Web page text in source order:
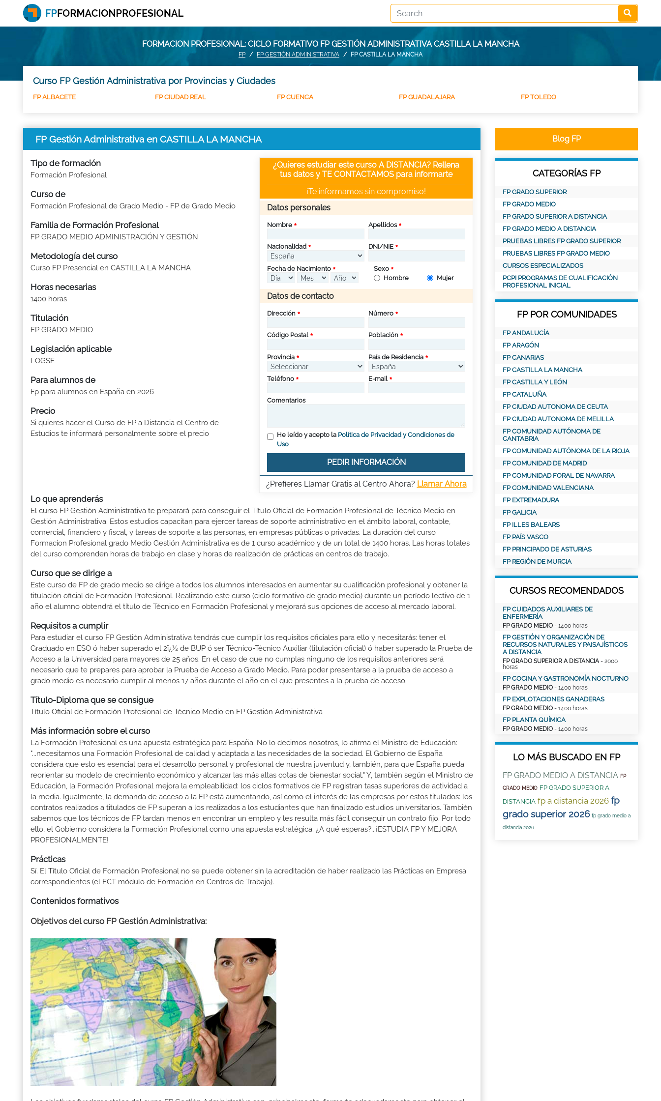
FORMACION PROFESIONAL: CICLO FORMATIVO FP GESTIÓN ADMINISTRATIVA CASTILLA LA MANCHA
FP FP GESTIÓN ADMINISTRATIVA FP CASTILLA LA MANCHA
Curso FP Gestión Administrativa por Provincias y Ciudades
FP ALBACETE FP CIUDAD REAL FP CUENCA FP GUADALAJARA FP TOLEDO
FP Gestión Administrativa en CASTILLA LA MANCHA
Tipo de formación
Formación Profesional
Curso de
Formación Profesional de Grado Medio - FP de Grado Medio
Familia de Formación Profesional
FP GRADO MEDIO ADMINISTRACIÓN Y GESTIÓN
Metodología del curso
Curso FP Presencial en CASTILLA LA MANCHA
Horas necesarias
1400 horas
Titulación
FP GRADO MEDIO
Legislación aplicable
LOGSE
Para alumnos de
Fp para alumnos en España en 2026
Precio
Si quieres hacer el Curso de FP a Distancia el Centro de
Estudios te informará personalmente sobre el precio
¿Quieres estudiar este curso A DISTANCIA? Rellena
tus datos y TE CONTACTAMOS para informarte
¡Te informamos sin compromiso!
Datos personales
Nombre Apellidos
Nacionalidad DNI/NIE
Fecha de Nacimiento
Sexo
Hombre
Mujer
Datos de contacto
Dirección Número
Código Postal Población
Provincia País de Residencia
Teléfono E-mail
Comentarios
He leído y acepto la Política de Privacidad y Condiciones de
Uso
PEDIR INFORMACIÓN
¿Prefieres Llamar Gratis al Centro Ahora? Llamar Ahora
Lo que aprenderás
El curso FP Gestión Administrativa te preparará para conseguir el Título Oficial de Formación Profesional de Técnico Medio en
Gestión Administrativa. Estos estudios capacitan para ejercer tareas de soporte administrativo en el ámbito laboral, contable,
comercial, financiero y fiscal, y tareas de soporte a las personas, en empresas públicas o privadas. La duración del curso
Formacion Profesional grado Medio Gestión Administrativa es de 1 curso académico y de un total de 1400 horas. Las horas totales
del curso comprenden horas de trabajo en clase y horas de realización de prácticas en centros de trabajo.
Curso que se dirige a
Este curso de FP de grado medio se dirige a todos los alumnos interesados en aumentar su cualificación profesional y obtener la
titulación oficial de Formación Profesional. Realizando este curso (ciclo formativo de grado medio) durante un período lectivo de 1
año el alumno obtendrá el título de Técnico en Formación Profesional y mejorará sus opciones de acceso al mercado laboral.
Requisitos a cumplir
Para estudiar el curso FP Gestión Administrativa tendrás que cumplir los requisitos oficiales para ello y necesitarás: tener el
Graduado en ESO ó haber superado el 2ï¿½ de BUP ó ser Técnico-Técnico Auxiliar (titulación oficial) ó haber superado la Prueba de
Acceso a la Universidad para mayores de 25 años. En el caso de que no cumplas ninguno de los requisitos anteriores será
necesario que te prepares para aprobar la Prueba de Acceso a Grado Medio. Para poder presentarse a la prueba de acceso a
grado medio es necesario cumplir al menos 17 años durante el año en el que presentes a la prueba de acceso.
Título-Diploma que se consigue
Título Oficial de Formación Profesional de Técnico Medio en FP Gestión Administrativa
Más información sobre el curso
La Formación Profesional es una apuesta estratégica para España. No lo decimos nosotros, lo afirma el Ministro de Educación:
"...necesitamos una Formación Profesional de calidad y adaptada a las necesidades de la sociedad. El Gobierno de España
considera que esto es esencial para el desarrollo personal y profesional de nuestra juventud y, también, para que España pueda
reorientar su modelo de crecimiento económico y alcanzar las más altas cotas de bienestar social." Y, también según el Ministro de
Educación, la Formación Profesional mejora la empleabilidad: los ciclos formativos de FP registran tasas superiores de actividad a
la media. Igualmente, la demanda de acceso a la FP está aumentando, así como el interés de las empresas por estos titulados: los
contratos realizados a titulados de FP superan a los realizados a los estudiantes que han finalizado estudios universitarios. También
sabemos que los técnicos de FP tardan menos en encontrar un empleo y les resulta más fácil conseguir un contrato fijo. Por todo
ello, el Gobierno considera la Formación Profesional como una apuesta estratégica. ¿A qué esperas?...¡ESTUDIA FP Y MEJORA
PROFESIONALMENTE!
Prácticas
Sí. El Título Oficial de Formación Profesional no se puede obtener sin la acreditación de haber realizado las Prácticas en Empresa
correspondientes (el FCT módulo de Formación en Centros de Trabajo).
Contenidos formativos
Objetivos del curso FP Gestión Administrativa:
Blog FP
CATEGORÍAS FP
FP GRADO SUPERIOR
FP GRADO MEDIO
FP GRADO SUPERIOR A DISTANCIA
FP GRADO MEDIO A DISTANCIA
PRUEBAS LIBRES FP GRADO SUPERIOR
PRUEBAS LIBRES FP GRADO MEDIO
CURSOS ESPECIALIZADOS
PCPI PROGRAMAS DE CUALIFICACIÓN
PROFESIONAL INICIAL
FP POR COMUNIDADES
FP ANDALUCÍA
FP ARAGÓN
FP CANARIAS
FP CASTILLA LA MANCHA
FP CASTILLA Y LEÓN
FP CATALUÑA
FP CIUDAD AUTONOMA DE CEUTA
FP CIUDAD AUTONOMA DE MELILLA
FP COMUNIDAD AUTÓNOMA DE
CANTABRIA
FP COMUNIDAD AUTÓNOMA DE LA RIOJA
FP COMUNIDAD DE MADRID
FP COMUNIDAD FORAL DE NAVARRA
FP COMUNIDAD VALENCIANA
FP EXTREMADURA
FP GALICIA
FP ILLES BALEARS
FP PAÍS VASCO
FP PRINCIPADO DE ASTURIAS
FP REGIÓN DE MURCIA
CURSOS RECOMENDADOS
FP CUIDADOS AUXILIARES DE
ENFERMERÍA
FP GRADO MEDIO - 1400 horas
FP GESTIÓN Y ORGANIZACIÓN DE
RECURSOS NATURALES Y PAISAJÍSTICOS
A DISTANCIA
FP GRADO SUPERIOR A DISTANCIA- 2000
horas
FP COCINA Y GASTRONOMÍA NOCTURNO
FP GRADO MEDIO - 1400 horas
FP EXPLOTACIONES GANADERAS
FP GRADO MEDIO - 1400 horas
FP PLANTA QUÍMICA
FP GRADO MEDIO - 1400 horas
LO MÁS BUSCADO EN FP
FP GRADO MEDIO A DISTANCIA FP
GRADO MEDIO FP GRADO SUPERIOR A
DISTANCIA fp a distancia 2026 fp
grado superior 2026 fp grado medio a
distancia 2026